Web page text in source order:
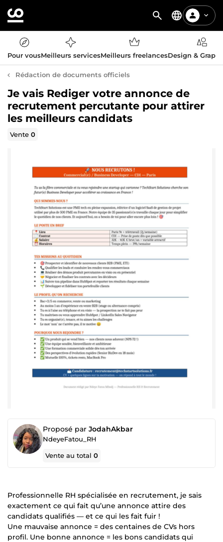
Pour vousMeilleurs servicesMeilleurs freelancesDesign &
Rédaction de documents officiels
Je vais Rediger votre annonce de
recrutement percutante pour attirer
les meilleurs candidats
Vente0
Proposé par JodahAkbar
NdeyeFatou_RH
Vente au total0
Professionnelle RH spécialisée en recrutement, je sais
exactement ce qui fait qu’une annonce attire des
candidats qualifiés — et ce qui les fait fuir !
Une mauvaise annonce = des centaines de CVs hors
profil. Une bonne annonce = les bons candidats qui